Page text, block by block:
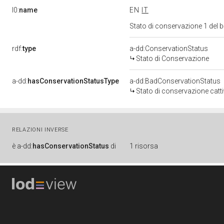
l0:name EN
IT
Stato di conservazione 1 del
rdf:type
a-dd:ConservationStatus
Stato di Conservazione
a-dd:hasConservationStatusType
a-dd:BadConservationStatus
Stato di conservazione
RELAZIONI INVERSE
è a-dd:hasConservationStatus di 1 risorsa